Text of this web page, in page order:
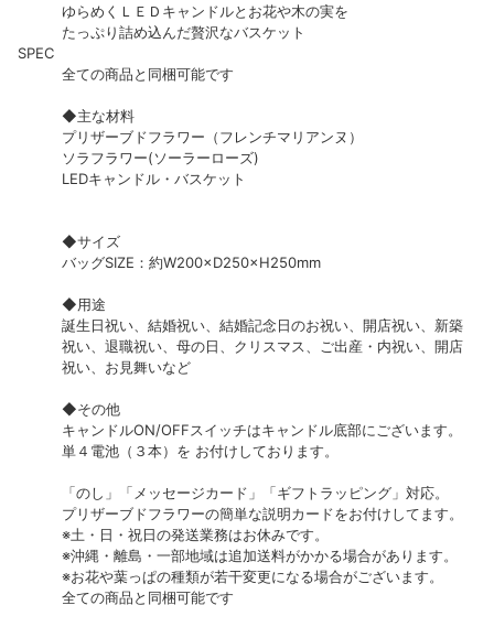
ゆらめくＬＥＤキャンドルとお花や木の実を
たっぷり詰め込んだ贅沢なバスケット
SPEC
全ての商品と同梱可能です
◆主な材料
プリザーブドフラワー（フレンチマリアンヌ）
ソラフラワー(ソーラーローズ)
LEDキャンドル・バスケット
◆サイズ
バッグSIZE：約W200×D250×H250mm
◆用途
誕生日祝い、結婚祝い、結婚記念日のお祝い、開店祝い、新築
祝い、退職祝い、母の日、クリスマス、ご出産・内祝い、開店
祝い、お見舞いなど
◆その他
キャンドルON/OFFスイッチはキャンドル底部にございます。
単４電池（３本）を お付けしております。
「のし」「メッセージカード」「ギフトラッピング」対応。
プリザーブドフラワーの簡単な説明カードをお付けしてます。
※土・日・祝日の発送業務はお休みです。
※沖縄・離島・一部地域は追加送料がかかる場合があります。
※お花や葉っぱの種類が若干変更になる場合がございます。
全ての商品と同梱可能です